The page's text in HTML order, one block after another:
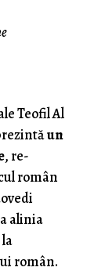
Teofil Al
un
, re-
român
alinia
român.